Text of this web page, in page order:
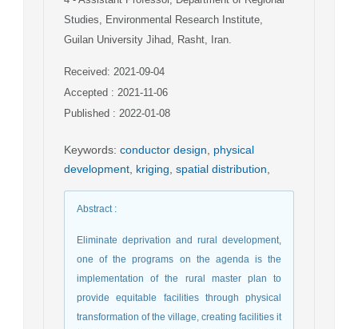
Studies, Environmental Research Institute,
Guilan University Jihad, Rasht, Iran.
Received: 2021-09-04
Accepted : 2021-11-06
Published : 2022-01-08
Keywords: conductor design
physical
development kriging spatial distribution
Abstract:
Eliminate deprivation and rural development,
one of the programs on the agenda is the
implementation of the rural master plan to
provide equitable facilities through physical
transformation of the village, creating facilities it